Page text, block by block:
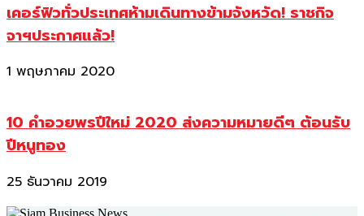
เคอร์ฟิวทั่วประเทศห้ามเดินทางข้ามจังหวัด! ราชกิจ
จาฯประกาศแล้ว!
1 พฤษภาคม 2020
10 คำอวยพรปีใหม่ 2020 ส่งความหมายดีๆ ต้อนรับ
ปีหนูทอง
25 ธันวาคม 2019